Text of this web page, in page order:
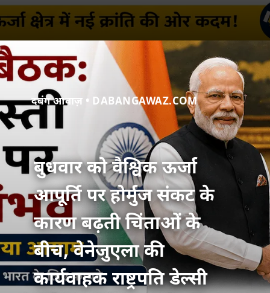
दबंग आवाज़ • DABANGAWAZ.COM
बुधवार को वैश्विक ऊर्जा
आपूर्ति पर होर्मुज संकट के
कारण बढ़ती चिंताओं के
बीच, वेनेजुएला की
कार्यवाहक राष्ट्रपति डेल्सी